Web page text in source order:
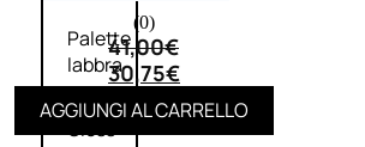
Palette
labbra
Rossetto
Gloss
(0)
41,00€
30,75€
AGGIUNGI AL CARRELLO